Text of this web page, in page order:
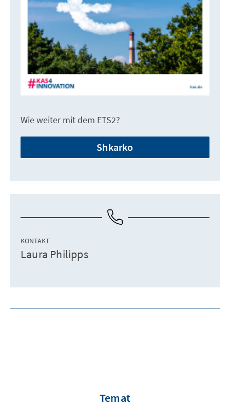
Wie weiter mit dem ETS2?
Shkarko
KONTAKT
Laura Philipps
Temat